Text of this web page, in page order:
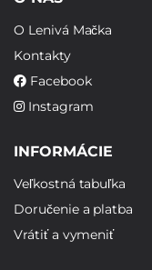
O Lenivá Mačka
Kontakty
Facebook
Instagram
INFORMÁCIE
Veľkostná tabuľka
Doručenie a platba
Vrátiť a vymeniť